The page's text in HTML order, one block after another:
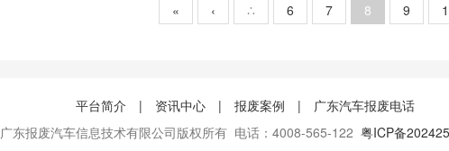
« ‹ ∴ 6 7 8 9
平台简介 | 资讯中心 | 报废案例 |
广东汽车报废电话
广东报废汽车信息技术有限公司版权所有 电话：4008-565-122 粤ICP备